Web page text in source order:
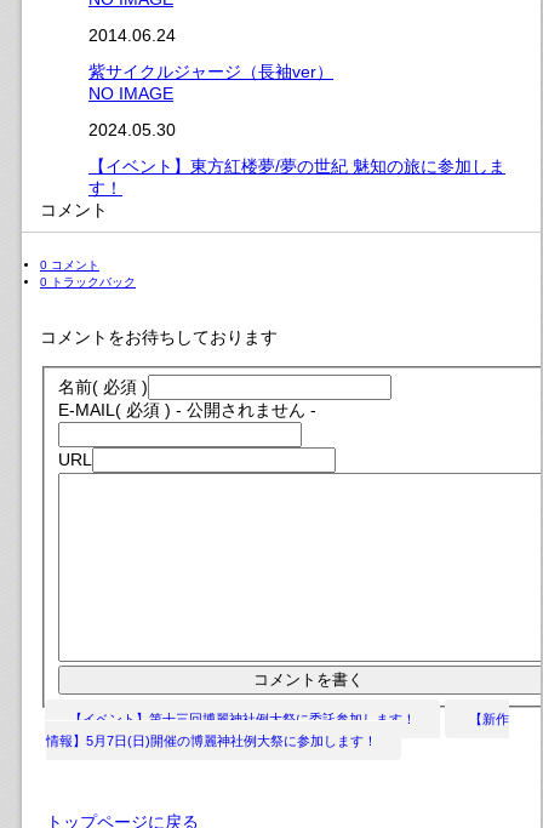
2014.06.24
紫サイクルジャージ（長袖ver）
NO IMAGE
2024.05.30
【イベント】東方紅楼夢/夢の世紀 魅知の旅に参加しま
す！
コメント
0 コメント
0 トラックバック
コメントをお待ちしております
名前( 必須 )
E-MAIL ( 必須 ) - 公開されません -
URL
【イベント】第十三回博麗神社例大祭に委託参加します！
【新作
情報】5月7日(日)開催の博麗神社例大祭に参加します！
トップページに戻る